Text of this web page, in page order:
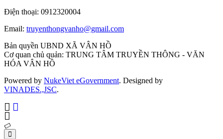
Điện thoại: 0912320004
Email: truyenthongvanho@gmail.com
Bản quyền UBND XÃ VÂN HỒ
Cơ quan chủ quản: TRUNG TÂM TRUYỀN THÔNG - VĂN
HÓA VÂN HỒ
Powered by NukeViet eGovernment. Designed by
VINADES.,JSC.